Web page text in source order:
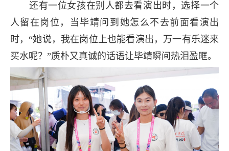
还有一位女孩在别人都去看演出时，选择一个
人留在岗位，当毕靖问到她怎么不去前面看演出
时，“她说，我在岗位上也能看演出，万一有乐迷来
买水呢？”质朴又真诚的话语让毕靖瞬间热泪盈眶。